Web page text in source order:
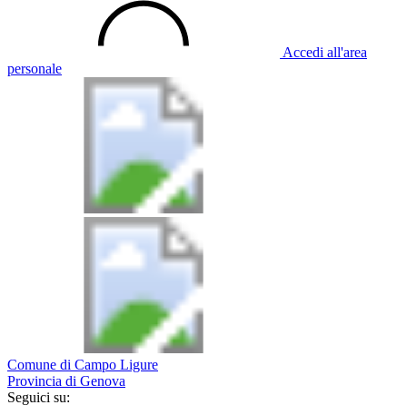
Accedi all'area
personale
Comune di Campo Ligure
Provincia di Genova
Seguici su: